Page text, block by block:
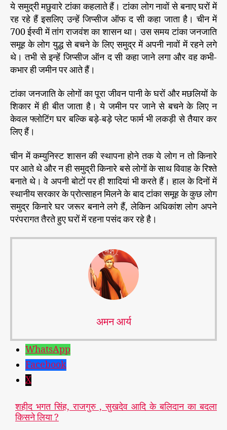
ये समुद्री मछुवारे टांका कहलाते हैं। टांका लोग नावों से बनाए घरों में
रह रहे हैं इसलिए उन्हें जिप्सीज ऑफ द सी कहा जाता है। चीन में
700 ईस्वी में तांग राजवंश का शासन था। उस समय टांका जनजाति
समूह के लोग युद्ध से बचने के लिए समुद्र में अपनी नावों में रहने लगे
थे। तभी से इन्हें जिप्सीज ऑन द सी कहा जाने लगा और वह कभी-
कभार ही जमीन पर आते हैं।
टांका जनजाति के लोगों का पूरा जीवन पानी के घरों और मछलियों के
शिकार में ही बीत जाता है। ये जमीन पर जाने से बचने के लिए न
केवल फ्लोटिंग घर बल्कि बड़े-बड़े प्लेट फार्म भी लकड़ी से तैयार कर
लिए हैं।
चीन में कम्युनिस्ट शासन की स्थापना होने तक ये लोग न तो किनारे
पर आते थे और न ही समुद्री किनारे बसे लोगों के साथ विवाह के रिश्ते
बनाते थे। वे अपनी बोटों पर ही शादियां भी करते हैं। हाल के दिनों में
स्थानीय सरकार के प्रोत्साहन मिलने के बाद टांका समूह के कुछ लोग
समुद्र किनारे घर जरूर बनाने लगे हैं, लेकिन अधिकांश लोग अपने
परंपरागत तैरते हुए घरों में रहना पसंद कर रहे है।
अमन आर्य
WhatsApp
Facebook
X
शहीद भगत सिंह, राजगुरु , सुखदेव आदि के बलिदान का बदला
किसने लिया ?